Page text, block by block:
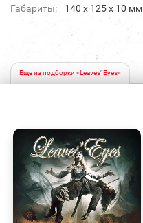
Габариты: 140 х 125 х 10 мм
Еще из подборки «Leaves’ Eyes»